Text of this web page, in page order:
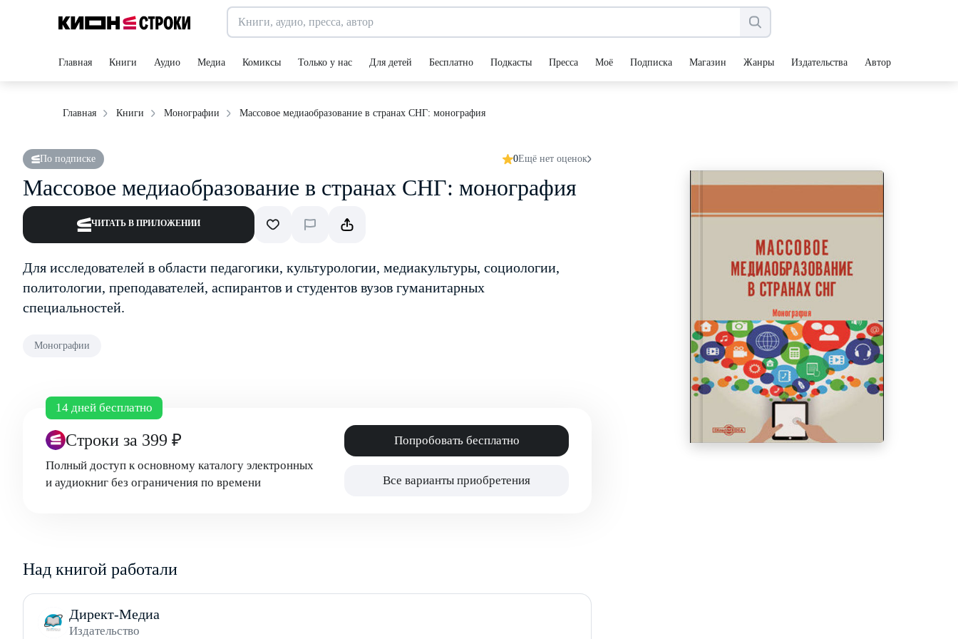
Главная Книги Аудио Медиа Комиксы Только у нас Для детей Бесплатно Подкасты Пресса Моё Подписка Магазин Жанры Издательства Авторы
Главная Книги Монографии Массовое медиаобразование в странах СНГ: монография
По подписке 0Ещё нет оценок
Массовое медиаобразование в странах СНГ: монография
ЧИТАТЬ В ПРИЛОЖЕНИИ
Для исследователей в области педагогики, культурологии, медиакультуры, социологии,
политологии, преподавателей, аспирантов и студентов вузов гуманитарных
специальностей.
Монографии
14 дней бесплатно
Строки за 399 ₽
Полный доступ к основному каталогу электронных
и аудиокниг без ограничения по времени
Попробовать бесплатно
Все варианты приобретения
Над книгой работали
Директ-Медиа
Издательство